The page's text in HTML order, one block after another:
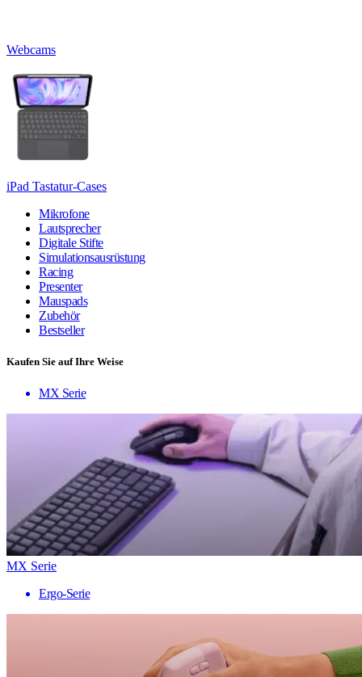
Webcams
iPad Tastatur-Cases
Mikrofone
Lautsprecher
Digitale Stifte
Simulationsausrüstung
Racing
Presenter
Mauspads
Zubehör
Bestseller
Kaufen Sie auf Ihre Weise
MX Serie
MX Serie
Ergo-Serie